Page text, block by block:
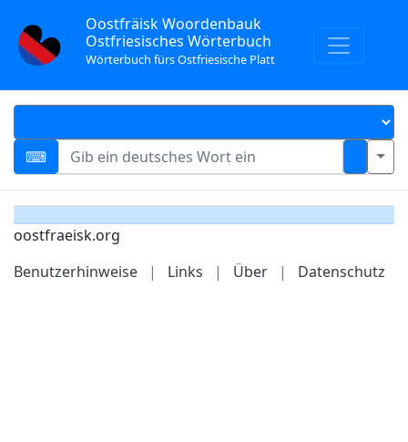
Oostfräisk Woordenbauk
Ostfriesisches Wörterbuch
Wörterbuch fürs Ostfriesische Platt
oostfraeisk.org
Benutzerhinweise
| Links | Über | Datenschutz